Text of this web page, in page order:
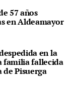
57 años
en Aldeamayor
en la
familia fallecida
de Pisuerga